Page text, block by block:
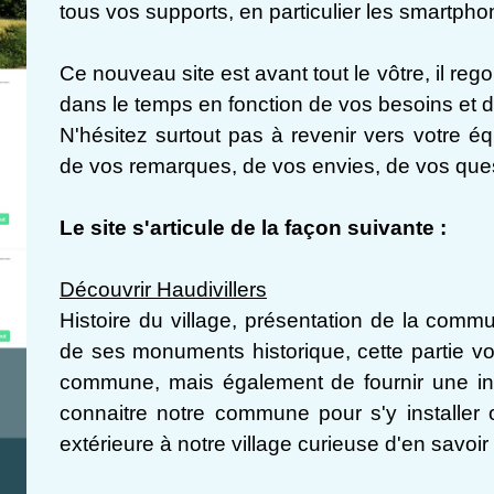
tous vos supports, en particulier les
Ce nouveau site est avant tout le vôtre, il
dans le temps en fonction de vos besoins et
N'hésitez surtout pas à revenir vers votre
de vos remarques, de vos envies, de vos
Le site s'articule de la façon suivante :
Découvrir Haudivillers
Histoire du village, présentation de la
de ses monuments historique, cette partie
commune, mais également de fournir une
connaitre notre commune pour s'y installer
extérieure à notre village curieuse d'en